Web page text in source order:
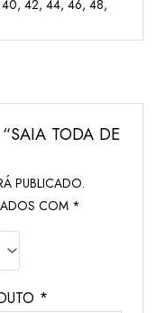
42, 44, 46, 48,
TODA DE
PUBLICADO.
COM *
*